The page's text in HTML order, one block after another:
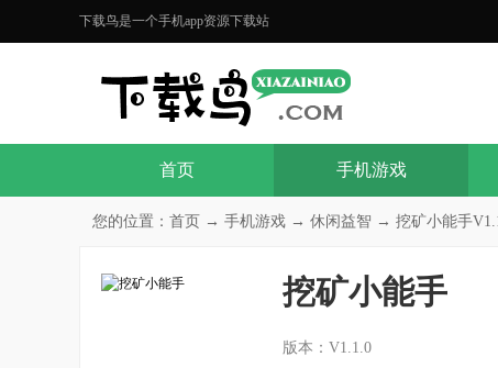
下载鸟是一个手机app资源下载站
首页 手机游戏
您的位置： 首页 → 手机游戏 → 休闲益智 → 挖矿小能手
挖矿小能手
版本：V1.1.0